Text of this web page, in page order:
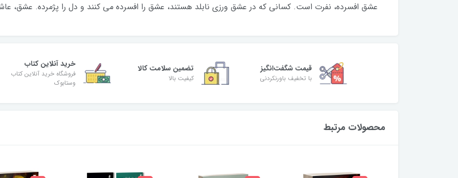
عشق افسرده، نفرت است. کسانی که در عشق ورزی نابلد هستند، عشق را افسرده می کنند و دل را پژمرده.
قیمت شگفت‌انگیز
با تخفیف باورنکردنی
تضمین سلامت کالا
کیفیت بالا
خرید آنلاین کتاب
فروشگاه خرید آنلاین کتاب
وستابوک
محصولات مرتبط